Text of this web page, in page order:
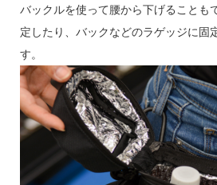
バックルを使って腰から下げることも
定したり、バックなどのラゲッジに固
す。